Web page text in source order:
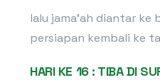
lalu jama’ah diantar
persiapan kembali ke
HARI KE 16 : TIBA DI